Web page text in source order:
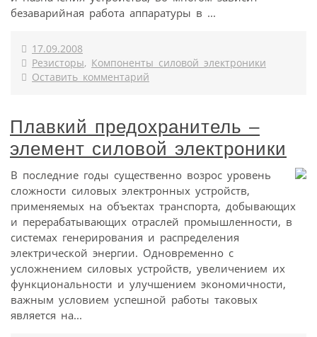
безаварийная работа аппаратуры в ...
17.09.2008
Резисторы, Компоненты силовой электроники
Оставить комментарий
Плавкий предохранитель –
элемент силовой электроники
В последние годы существенно возрос уровень
сложности силовых электронных устройств,
применяемых на объектах транспорта, добывающих
и перерабатывающих отраслей промышленности, в
системах генерирования и распределения
электрической энергии. Одновременно с
усложнением силовых устройств, увеличением их
функциональности и улучшением экономичности,
важным условием успешной работы таковых
является на...